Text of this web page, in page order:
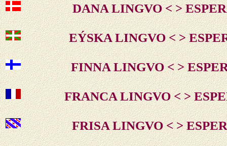
DANA LINGVO < >
EÝSKA LINGVO < >
FINNA LINGVO < >
FRANCA LINGVO < >
FRISA LINGVO < >